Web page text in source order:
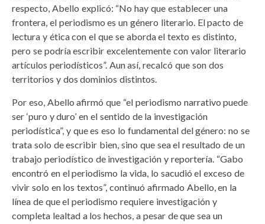
respecto, Abello explicó: “No hay que establecer una
frontera, el periodismo es un género literario. El pacto de
lectura y ética con el que se aborda el texto es distinto,
pero se podría escribir excelentemente con valor literario
artículos periodísticos”. Aun así, recalcó que son dos
territorios y dos dominios distintos.
Por eso, Abello afirmó que “el periodismo narrativo puede
ser ‘puro y duro’ en el sentido de la investigación
periodística”, y que es eso lo fundamental del género: no se
trata solo de escribir bien, sino que sea el resultado de un
trabajo periodístico de investigación y reportería. “Gabo
encontró en el periodismo la vida, lo sacudió el exceso de
vivir solo en los textos”, continuó afirmado Abello, en la
línea de que el periodismo requiere investigación y
completa lealtad a los hechos, a pesar de que sea un